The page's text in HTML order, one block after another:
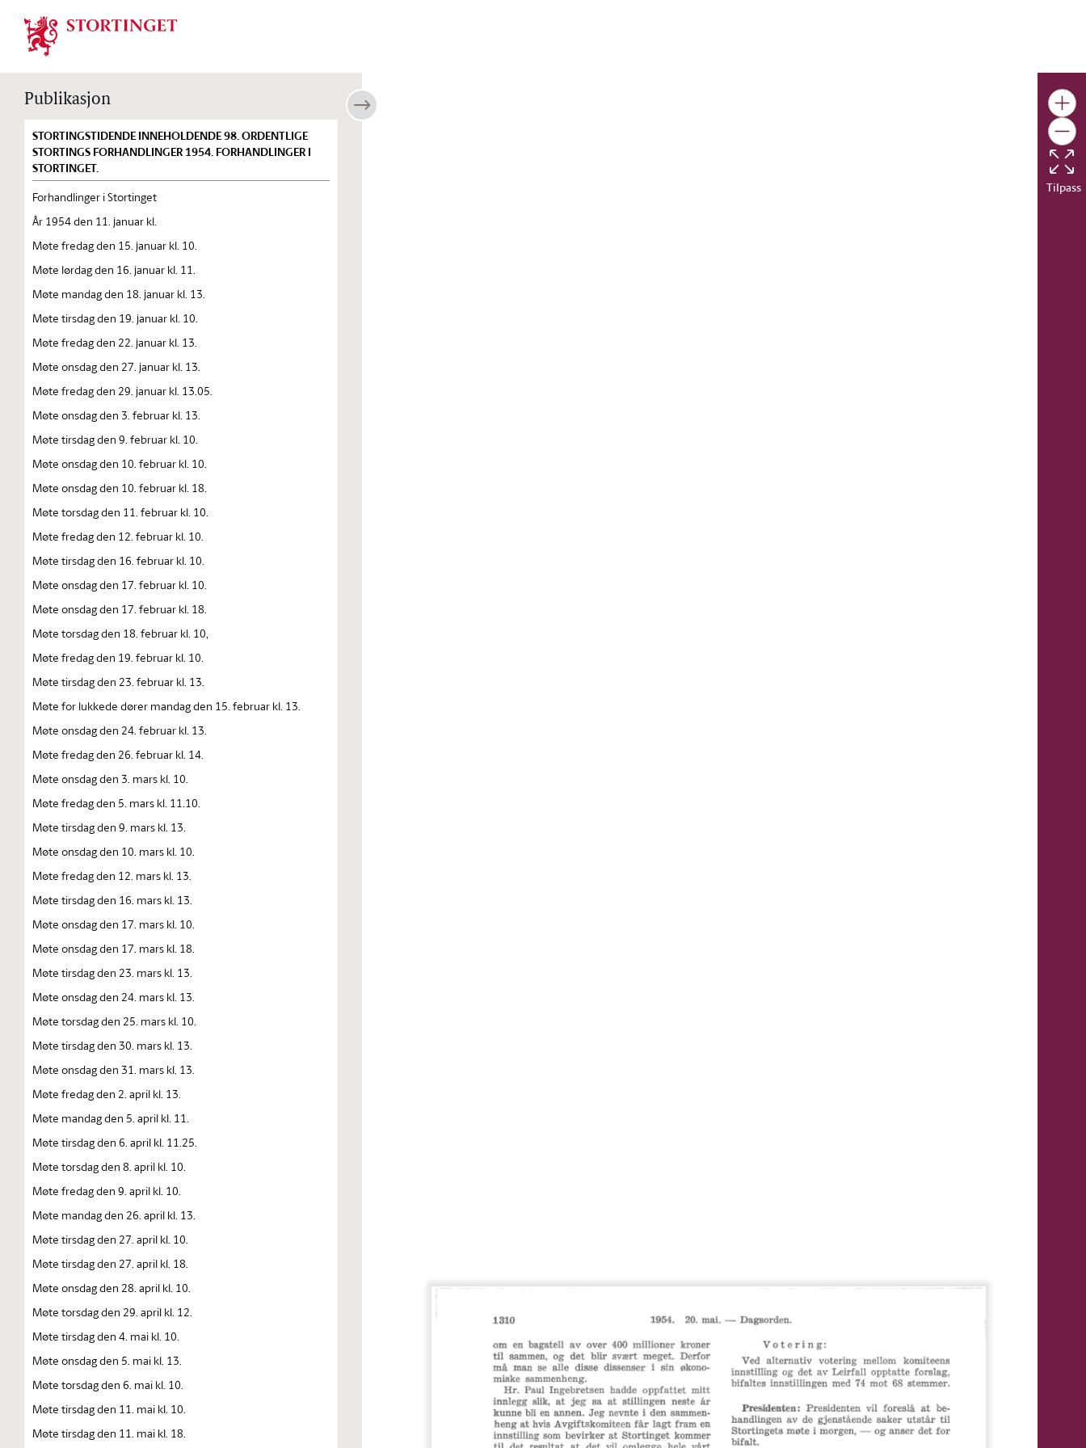
Stortinget.no
Publikasjon
STORTINGSTIDENDE INNEHOLDENDE 98. ORDENTLIGE
STORTINGS FORHANDLINGER 1954. FORHANDLINGER I
STORTINGET.
Forhandlinger i Stortinget
År 1954 den 11. januar kl.
Møte fredag den 15. januar kl. 10.
Møte lørdag den 16. januar kl. 11.
Møte mandag den 18. januar kl. 13.
Møte tirsdag den 19. januar kl. 10.
Møte fredag den 22. januar kl. 13.
Møte onsdag den 27. januar kl. 13.
Møte fredag den 29. januar kl. 13.05.
Møte onsdag den 3. februar kl. 13.
Møte tirsdag den 9. februar kl. 10.
Møte onsdag den 10. februar kl. 10.
Møte onsdag den 10. februar kl. 18.
Møte torsdag den 11. februar kl. 10.
Møte fredag den 12. februar kl. 10.
Møte tirsdag den 16. februar kl. 10.
Møte onsdag den 17. februar kl. 10.
Møte onsdag den 17. februar kl. 18.
Møte torsdag den 18. februar kl. 10,
Møte fredag den 19. februar kl. 10.
Møte tirsdag den 23. februar kl. 13.
Møte for lukkede dører mandag den 15. februar kl. 13.
Møte onsdag den 24. februar kl. 13.
Møte fredag den 26. februar kl. 14.
Møte onsdag den 3. mars kl. 10.
Møte fredag den 5. mars kl. 11.10.
Møte tirsdag den 9. mars kl. 13.
Møte onsdag den 10. mars kl. 10.
Møte fredag den 12. mars kl. 13.
Møte tirsdag den 16. mars kl. 13.
Møte onsdag den 17. mars kl. 10.
Møte onsdag den 17. mars kl. 18.
Møte tirsdag den 23. mars kl. 13.
Møte onsdag den 24. mars kl. 13.
Møte torsdag den 25. mars kl. 10.
Møte tirsdag den 30. mars kl. 13.
Møte onsdag den 31. mars kl. 13.
Møte fredag den 2. april kl. 13.
Møte mandag den 5. april kl. 11.
Møte tirsdag den 6. april kl. 11.25.
Møte torsdag den 8. april kl. 10.
Møte fredag den 9. april kl. 10.
Møte mandag den 26. april kl. 13.
Møte tirsdag den 27. april kl. 10.
Møte tirsdag den 27. april kl. 18.
Møte onsdag den 28. april kl. 10.
Møte torsdag den 29. april kl. 12.
Møte tirsdag den 4. mai kl. 10.
Møte onsdag den 5. mai kl. 13.
Møte torsdag den 6. mai kl. 10.
Møte tirsdag den 11. mai kl. 10.
Møte tirsdag den 11. mai kl. 18.